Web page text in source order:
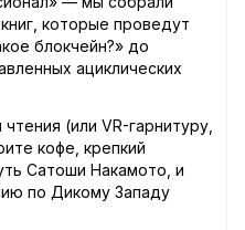
которые проведут
блокчейн?» до
ациклических
(или VR-гарнитуру,
кофе, крепкий
Сатоши Накамото, и
по Дикому Западу